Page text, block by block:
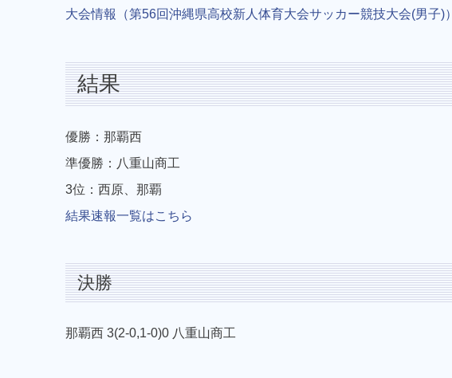
大会情報（第56回沖縄県高校新人体育大会サッカー競技大会(男子)）
結果
優勝：那覇西
準優勝：八重山商工
3位：西原、那覇
結果速報一覧はこちら
決勝
那覇西 3(2-0,1-0)0 八重山商工